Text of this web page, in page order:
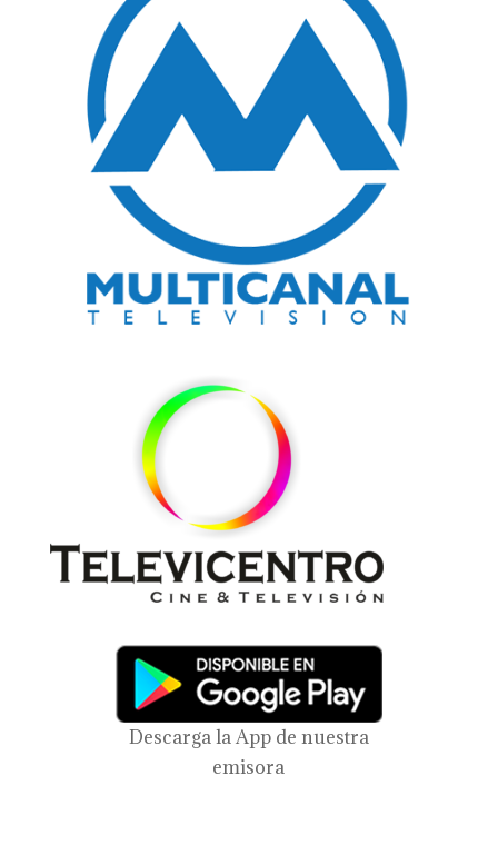
Descarga la App de nuestra
emisora